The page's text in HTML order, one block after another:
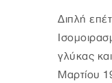
Διπλή
γλύκας
Μαρτίου